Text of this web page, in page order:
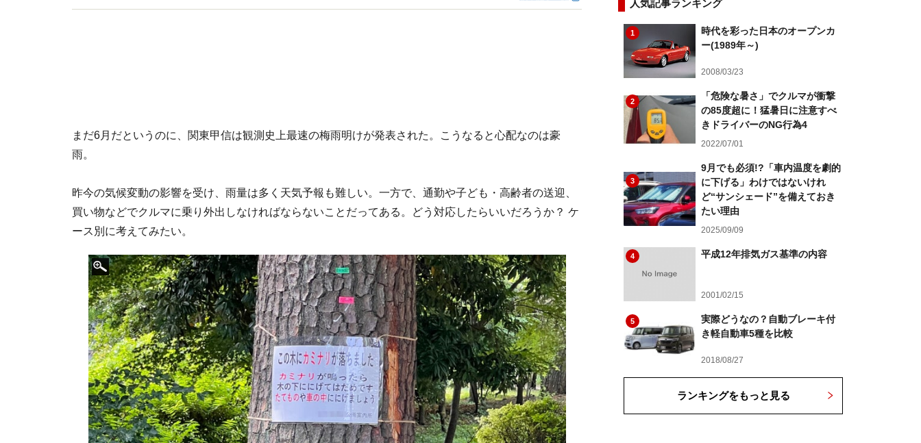
まだ6月だというのに、関東甲信は観測史上最速の梅雨明けが発表された。こうなると心配なのは豪
雨。
昨今の気候変動の影響を受け、雨量は多く天気予報も難しい。一方で、通勤や子ども・高齢者の送迎、
買い物などでクルマに乗り外出しなければならないことだってある。どう対応したらいいだろうか？ ケ
ース別に考えてみたい。
人気記事ランキング
1
時代を彩った日本のオープンカ
ー(1989年～)
2008/03/23
2
「危険な暑さ」でクルマが衝撃
の85度超に！猛暑日に注意すべ
きドライバーのNG行為4
2022/07/01
3
9月でも必須!?「車内温度を劇的
に下げる」わけではないけれ
ど“サンシェード”を備えておき
たい理由
2025/09/09
4 平成12年排気ガス基準の内容
2001/02/15
5
実際どうなの？自動ブレーキ付
き軽自動車5種を比較
2018/08/27
ランキングをもっと見る